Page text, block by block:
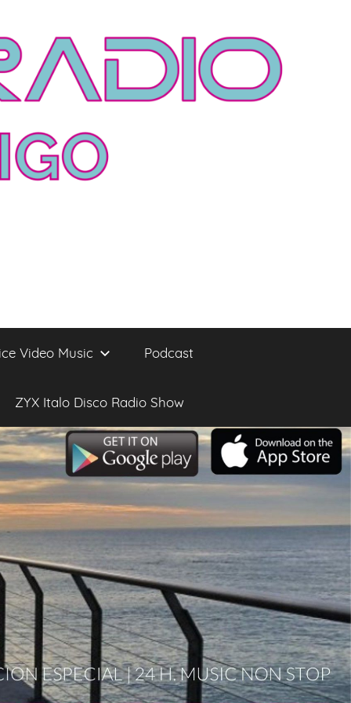
Video Music Podcast
ZYX Italo Disco Radio Show